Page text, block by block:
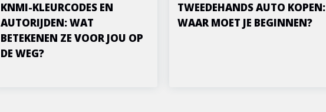
KNMI-KLEURCODES EN
AUTORIJDEN: WAT
BETEKENEN ZE VOOR JOU OP
DE WEG?
TWEEDEHANDS AUTO KOPEN:
WAAR MOET JE BEGINNEN?